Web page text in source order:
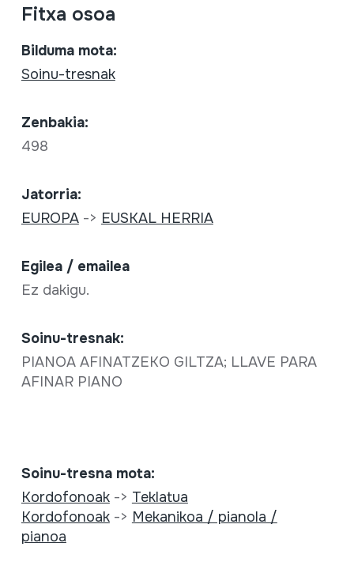
Fitxa osoa
Bilduma mota:
Soinu-tresnak
Zenbakia:
498
Jatorria:
EUROPA-> EUSKAL HERRIA
Egilea / emailea
Ez dakigu.
Soinu-tresnak:
PIANOA AFINATZEKO GILTZA; LLAVE PARA
AFINAR PIANO
Soinu-tresna mota:
Kordofonoak-> Teklatua
Kordofonoak-> Mekanikoa / pianola /
pianoa